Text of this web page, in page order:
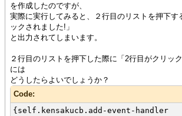
を作成したのですが、
実際に実行してみると、２行目のリストを押下す
ックされました!」
と出力されてしまいます。
２行目のリストを押下した際に「2行目がクリッ
には
どうしたらよいでしょうか？
Code:
{self.kensakucb.add-event-handler